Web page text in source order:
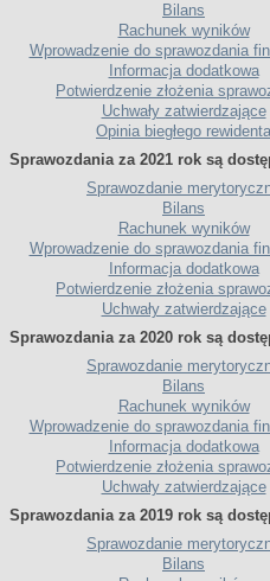
Bilans
Rachunek wyników
Wprowadzenie do sprawozdania
Informacja dodatkowa
Potwierdzenie złożenia
Uchwały zatwierdzające
Opinia biegłego rewidenta
Sprawozdania za 2021 rok są
Sprawozdanie
Bilans
Rachunek wyników
Wprowadzenie do sprawozdania
Informacja dodatkowa
Potwierdzenie złożenia
Uchwały zatwierdzające
Sprawozdania za 2020 rok są
Sprawozdanie
Bilans
Rachunek wyników
Wprowadzenie do sprawozdania
Informacja dodatkowa
Potwierdzenie złożenia
Uchwały zatwierdzające
Sprawozdania za 2019 rok są
Sprawozdanie
Bilans